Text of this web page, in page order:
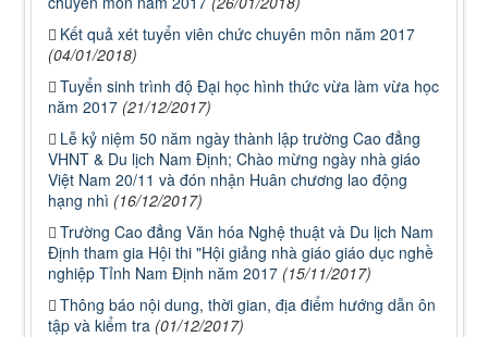
Kết quả xét tuyển viên chức chuyên môn năm 2017
(04/01/2018)
Tuyển sinh trình độ Đại học hình thức vừa làm vừa học
năm 2017 (21/12/2017)
Lễ kỷ niệm 50 năm ngày thành lập trường Cao đẳng
VHNT & Du lịch Nam Định; Chào mừng ngày nhà giáo
Việt Nam 20/11 và đón nhận Huân chương lao động
hạng nhì (16/12/2017)
Trường Cao đẳng Văn hóa Nghệ thuật và Du lịch Nam
Định tham gia Hội thi "Hội giảng nhà giáo giáo dục nghề
nghiệp Tỉnh Nam Định năm 2017 (15/11/2017)
Thông báo nội dung, thời gian, địa điểm hướng dẫn ôn
tập và kiểm tra (01/12/2017)